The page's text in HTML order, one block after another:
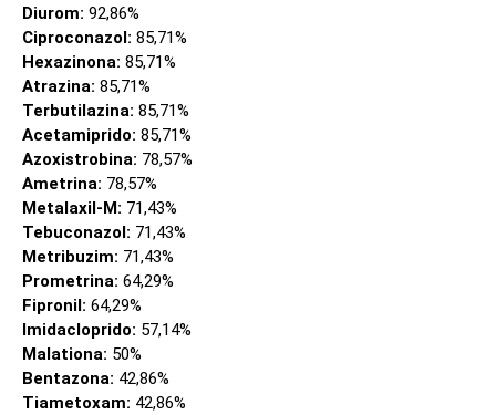
Diurom: 92,86%
Ciproconazol: 85,71%
Hexazinona: 85,71%
Atrazina: 85,71%
Terbutilazina: 85,71%
Acetamiprido: 85,71%
Azoxistrobina: 78,57%
Ametrina: 78,57%
Metalaxil-M: 71,43%
Tebuconazol: 71,43%
Metribuzim: 71,43%
Prometrina: 64,29%
Fipronil: 64,29%
Imidacloprido: 57,14%
Malationa: 50%
Bentazona: 42,86%
Tiametoxam: 42,86%